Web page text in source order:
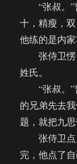
“张叔。”
十，精瘦，
他练的是内
张侍卫愣
姓氏。
“张叔。”
的兄弟先去
题，就把九
张侍卫点
完，他点了